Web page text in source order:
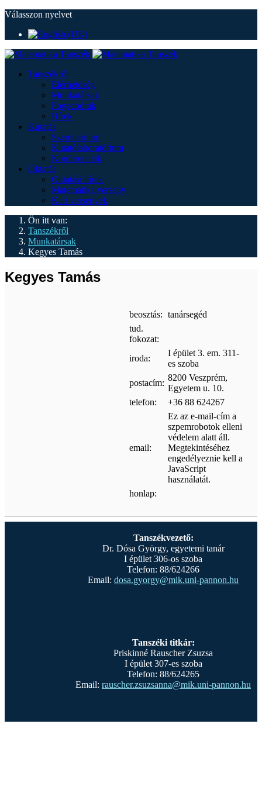
Válasszon nyelvet
Tanszékről
Elérhetőség
Munkatársak
Fogadóórák
Hírek
Kutatás
Szeminárium
Kutatólaboratórium
Konferenciák
Oktatás
Oktatási hírek
Matematika verseny
Kari versenyek
Ön itt van:
Tanszékről
Munkatársak
Kegyes Tamás
Kegyes Tamás
beosztás: tanársegéd
tud.
fokozat:
iroda:
I épület 3. em. 311-
es szoba
postacím:
8200 Veszprém,
Egyetem u. 10.
telefon:
+36 88 624267
email:
Ez az e-mail-cím a
szpemrobotok elleni
védelem alatt áll.
Megtekintéséhez
engedélyeznie kell a
JavaScript
használatát.
honlap:
Tanszékvezető:
Dr. Dósa György, egyetemi tanár
I épület 306-os szoba
Telefon: 88/624266
Email: dosa.gyorgy@mik.uni-pannon.hu
Tanszéki titkár:
Priskinné Rauscher Zsuzsa
I épület 307-es szoba
Telefon: 88/624265
Email: rauscher.zsuzsanna@mik.uni-pannon.hu